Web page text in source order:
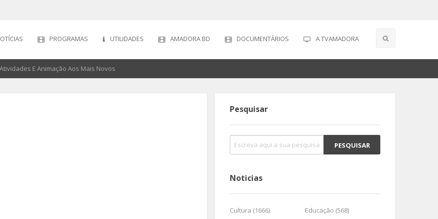
PROGRAMAS UTILIDADES AMADORA BD DOCUMENTÁRIOS A TVAMADORA
E Animação Aos Mais Novos
Pesquisar
Noticias
Cultura (1666)
Educação (568)